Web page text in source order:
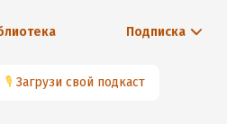
Подписка
🎙 Загрузи свой подкаст